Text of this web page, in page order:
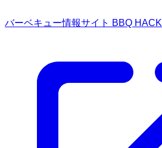
バーベキュー情報サイト BBQ HACK